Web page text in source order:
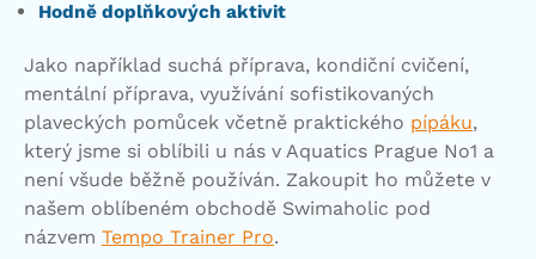
Hodně doplňkových aktivit
Jako například suchá příprava, kondiční cvičení,
mentální příprava, využívání sofistikovaných
plaveckých pomůcek včetně praktického pípáku,
který jsme si oblíbili u nás v Aquatics Prague No1 a
není všude běžně používán. Zakoupit ho můžete v
našem oblíbeném obchodě Swimaholic pod
názvem Tempo Trainer Pro.